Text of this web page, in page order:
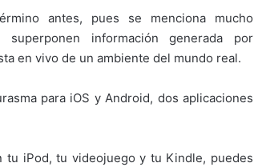
antes, pues se menciona mucho
información generada por
en vivo de un ambiente del mundo real.
para iOS y Android, dos aplicaciones
tu iPod, tu videojuego y tu Kindle, puedes